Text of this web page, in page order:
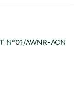
N°01/AWNR-ACN